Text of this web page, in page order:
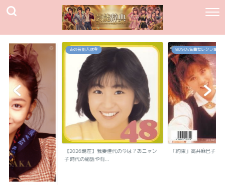
あの芸能人は今
【2026現在】我妻佳代の今は？おニャン
子時代の秘話や有...
80`90's名曲セレクション
「約束」高井麻巳子